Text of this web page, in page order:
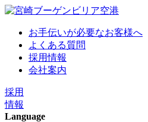
お手伝いが必要なお客様へ
よくある質問
採用情報
会社案内
採用
情報
Language